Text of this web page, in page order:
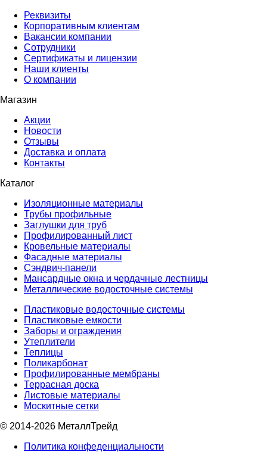
Реквизиты
Корпоративным клиентам
Вакансии компании
Сотрудники
Сертификаты и лицензии
Наши клиенты
О компании
Магазин
Акции
Новости
Отзывы
Доставка и оплата
Контакты
Каталог
Изоляционные материалы
Трубы профильные
Заглушки для труб
Профилированный лист
Кровельные материалы
Фасадные материалы
Сэндвич-панели
Мансардные окна и чердачные лестницы
Металлические водосточные системы
Пластиковые водосточные системы
Пластиковые емкости
Заборы и ограждения
Утеплители
Теплицы
Поликарбонат
Профилированные мембраны
Террасная доска
Листовые материалы
Москитные сетки
© 2014-2026 МеталлТрейд
Политика конфеденциальности